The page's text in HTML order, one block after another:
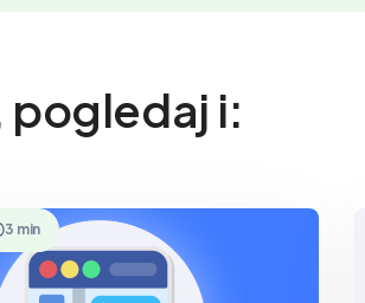
pogledaj i:
3 min